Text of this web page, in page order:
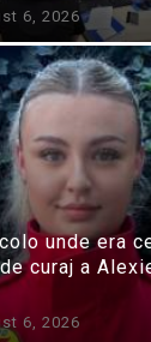
6, 2026
unde era
curaj a
6, 2026